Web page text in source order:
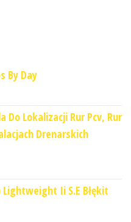
By Day
Do Lokalizacji Rur Pcv, Rur
Drenarskich
Ii S.E Błękit